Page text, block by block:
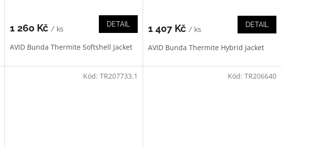
1 260 Kč / ks
DETAIL
AVID Bunda Thermite Softshell Jacket
1 407 Kč / ks
DETAIL
AVID Bunda Thermite Hybrid Jacket
Kód: TR207733.1 Kód: TR206640